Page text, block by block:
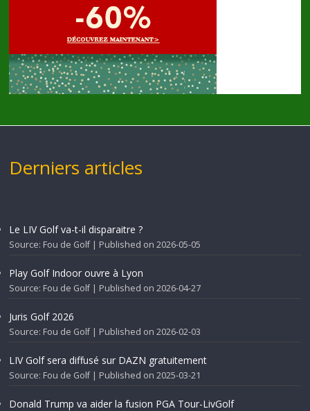
Derniers articles
Le LIV Golf va-t-il disparaitre ?
Source: Fou de Golf Published on 2026-05-05
Play Golf Indoor ouvre à Lyon
Source: Fou de Golf Published on 2026-04-27
Juris Golf 2026
Source: Fou de Golf Published on 2026-02-03
LIV Golf sera diffusé sur DAZN gratuitement
Source: Fou de Golf Published on 2025-03-21
Donald Trump va aider la fusion PGA Tour-LivGolf